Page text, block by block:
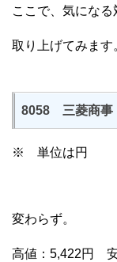
ここで、気にな
取り上げてみます
8058 三菱商事
※ 単位は円
変わらず。
高値：5,422円